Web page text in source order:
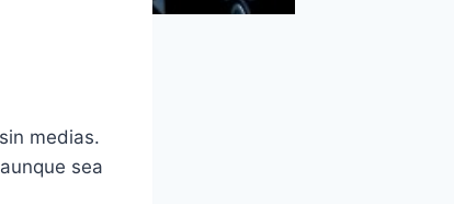
medias.
sea